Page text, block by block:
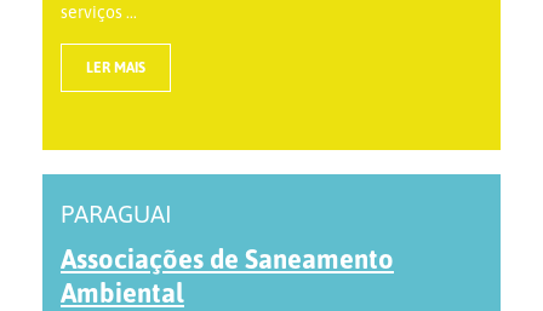
serviços ...
LER MAIS
PARAGUAI
Associações de Saneamento
Ambiental